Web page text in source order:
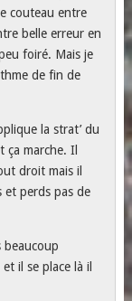
couteau entre
belle erreur en
foiré. Mais je
de fin de
la strat’ du
ça marche. Il
droit mais il
et perds pas de
beaucoup
il se place là il